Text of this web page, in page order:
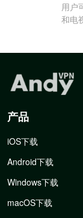
用户
和电
产品
iOS下载
Android下载
Windows下载
macOS下载